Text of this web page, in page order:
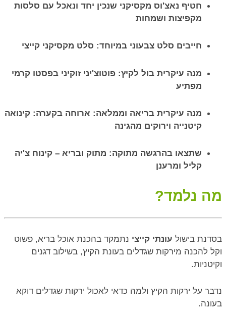
חטיף נאצ'וס מקסיקני שנכין יחד ונאכל עם סלסות
מקפיצות ושמחות
חייבים סלט צבעוני במיוחד: סלט מקסיקני קייצי
מנה עיקרית בול לקיץ: פוטוצ'יני זוקיני בפסטו קרמי
מפתיע
מנה עיקרית בריאה וממלאה: ארוחה בקערה: קינואה
קיטנייה וירוקים מהגינה
שתצאו בהרגשה מתוקה: מתוק ובריא – קינוח צ'יה
קליל ומרענן
מה נלמד?
בסדנת בישול עונתי קייצי נתמקד בהכנת אוכל בריא, פשוט
וקל להכנה מירקות שגדלים בעונת הקיץ, בשילוב דגנים
וקיטניות.
נדבר על ירקות הקיץ ולמה כדאי לאכול ירקות שגדלים דוקא
בעונה.